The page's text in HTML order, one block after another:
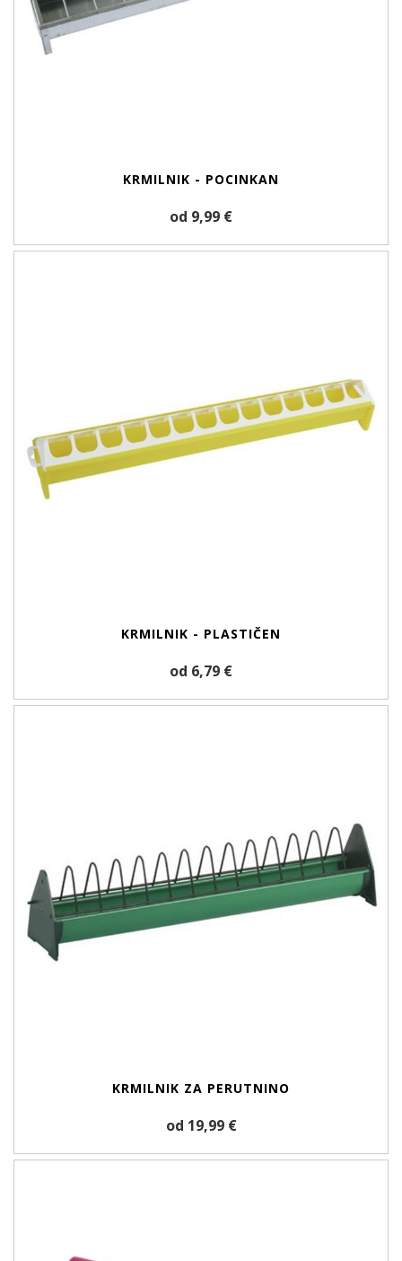
KRMILNIK - POCINKAN
od 9,99 €
KRMILNIK - PLASTIČEN
od 6,79 €
KRMILNIK ZA PERUTNINO
od 19,99 €